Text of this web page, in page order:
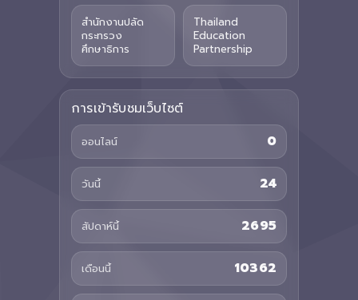
สำนักงานปลัด
กระทรวง
ศึกษาธิการ
Thailand
Education
Partnership
การเข้ารับชมเว็บไซต์
ออนไลน์ 0
วันนี้ 24
สัปดาห์นี้ 2695
เดือนนี้ 10362